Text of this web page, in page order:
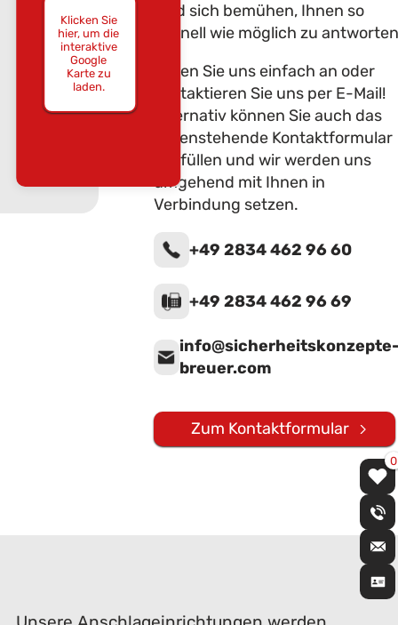
wird sich bemühen, Ihnen so
schnell wie möglich zu
Rufen Sie uns einfach an oder
kontaktieren Sie uns per E-Mail!
Alternativ können Sie auch das
untenstehende Kontaktformular
ausfüllen und wir werden uns
umgehend mit Ihnen in
Verbindung setzen.
+49 2834 462 96 60
+49 2834 462 96 69
breuer.com
Zum Kontaktformular
Klicken Sie
hier, um die
interaktive
Google
Karte zu
laden.
0